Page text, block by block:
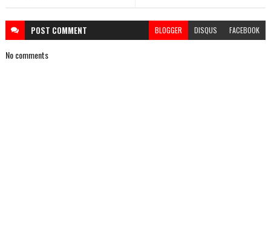
POST COMMENT BLOGGER DISQUS FACEBOOK
No comments